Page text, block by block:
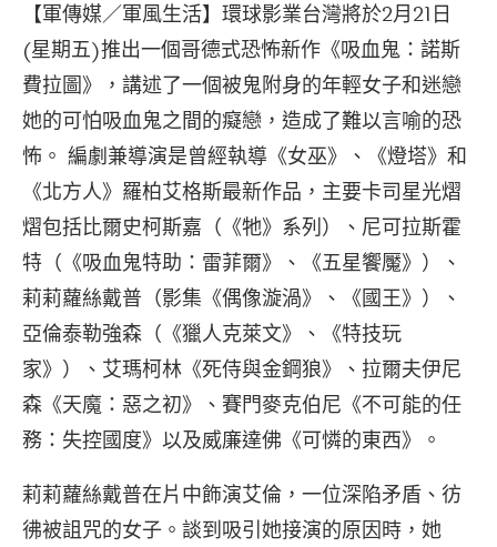
【軍傳媒／軍風生活】環球影業台灣將於2月21日
(星期五)推出一個哥德式恐怖新作《吸血鬼：諾斯
費拉圖》，講述了一個被鬼附身的年輕女子和迷戀
她的可怕吸血鬼之間的癡戀，造成了難以言喻的恐
怖。 編劇兼導演是曾經執導《女巫》、《燈塔》和
《北方人》羅柏艾格斯最新作品，主要卡司星光熠
熠包括比爾史柯斯嘉（《牠》系列）、尼可拉斯霍
特（《吸血鬼特助：雷菲爾》、《五星饗魘》）、
莉莉蘿絲戴普（影集《偶像漩渦》、《國王》）、
亞倫泰勒強森（《獵人克萊文》、《特技玩
家》）、艾瑪柯林《死侍與金鋼狼》、拉爾夫伊尼
森《天魔：惡之初》、賽門麥克伯尼《不可能的任
務：失控國度》以及威廉達佛《可憐的東西》。
莉莉蘿絲戴普在片中飾演艾倫，一位深陷矛盾、彷
彿被詛咒的女子。談到吸引她接演的原因時，她